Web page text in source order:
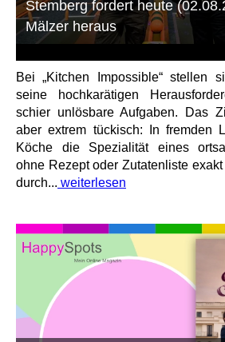
Stemberg fordert heute
Mälzer heraus
Bei „Kitchen Impossible“ stellen
seine hochkarätigen
schier unlösbare Aufgaben. Das
aber extrem tückisch: In fremden
Köche die Spezialität eines
ohne Rezept oder Zutatenliste
durch... weiterlesen